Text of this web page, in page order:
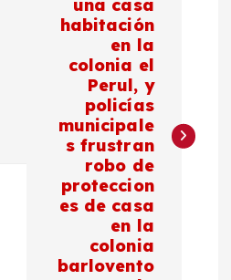
una casa
habitación
en la
colonia el
Perul, y
policías
municipale
s frustran
robo de
proteccion
es de casa
en la
colonia
barlovento